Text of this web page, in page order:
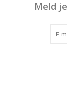
- breng een dun
- breng een
- breng een
het sjabloon
- vijl bovenop de
Meld